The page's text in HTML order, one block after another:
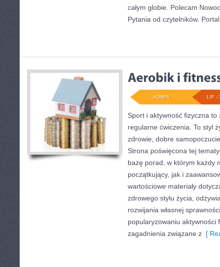
całym globie. Polecam
Pytania od czytelników. Portal
LIP -
ADMIN
Sport i aktywność fizyczna
regularne ćwiczenia. To styl
zdrowie, dobre
Strona poświęcona tej
bazę porad, w którym każdy
początkujący, jak i
wartościowe materiały
zdrowego stylu życia,
rozwijania własnej
popularyzowaniu aktywności
zagadnienia związane z [